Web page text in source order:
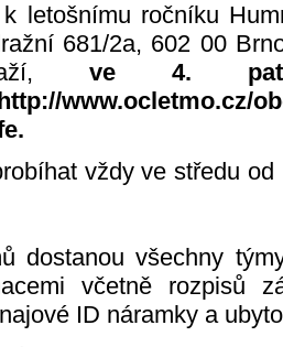
k letošnímu ročníku
681/2a, 602 00
ve 4.
www.ocletmo.cz/
vždy ve středu
dostanou všechny
včetně rozpisů
ID náramky a